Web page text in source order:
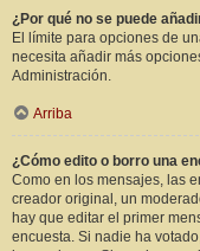
¿Por qué no se puede
El límite para opciones de
necesita añadir más
Administración.
Arriba
¿Cómo edito o borro una
Como en los mensajes, las
creador original, un
hay que editar el primer
encuesta. Si nadie ha